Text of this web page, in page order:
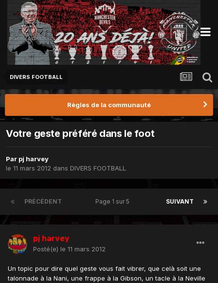
DIVERS FOOTBALL
Règles de la communauté
Votre geste préféré dans le foot
Par pj harvey
le 11 mars 2012 dans DIVERS FOOTBALL
PRÉCÉDENT SUIVANT
Page 1 sur 5
pj harvey
Posté(e) le 11 mars 2012
Un topic pour dire quel geste vous fait vibrer, que celà soit une
talonnade à la Nani, une frappe à la Gibson, un tacle à la Neville